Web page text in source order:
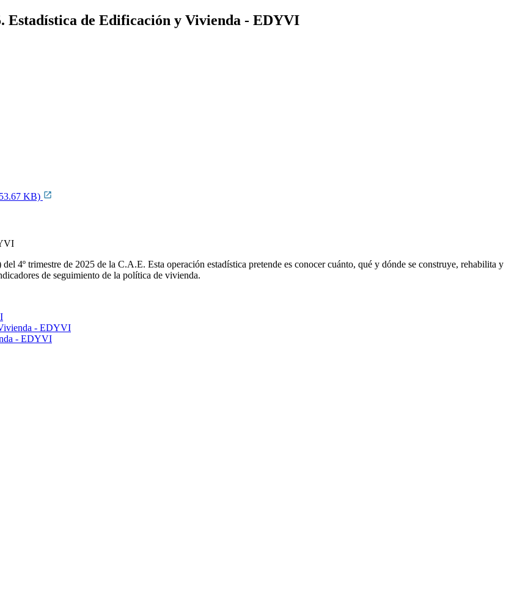
Estadística de Edificación y Vivienda - EDYVI
KB)
4º trimestre de 2025 de la C.A.E. Esta operación estadística pretende es conocer cuánto, qué y dónde se construye, rehabilita y
de seguimiento de la política de vivienda.
- EDYVI
- EDYVI